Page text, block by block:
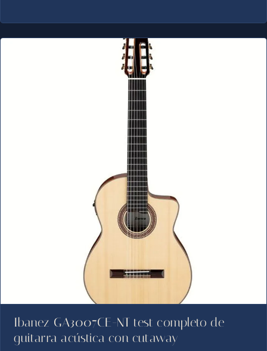
Ibanez GA3007CE-NT test completo de
guitarra acústica con cutaway